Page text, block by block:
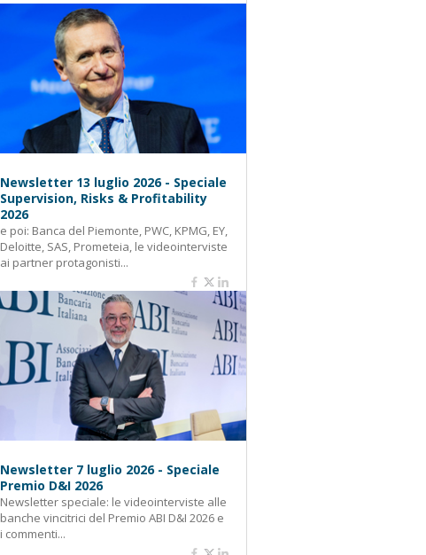
Newsletter 13 luglio 2026 - Speciale
Supervision, Risks & Profitability
2026
e poi: Banca del Piemonte, PWC, KPMG, EY,
Deloitte, SAS, Prometeia, le videointerviste
ai partner protagonisti...
Newsletter 7 luglio 2026 - Speciale
Premio D&I 2026
Newsletter speciale: le videointerviste alle
banche vincitrici del Premio ABI D&I 2026 e
i commenti...